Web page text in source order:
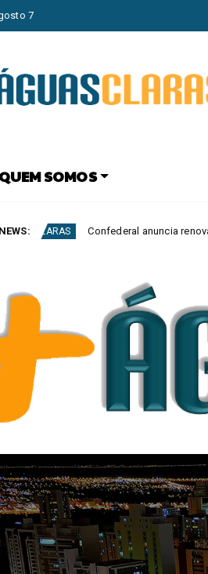
7
QUEM SOMOS
anuncia renovação da frota com